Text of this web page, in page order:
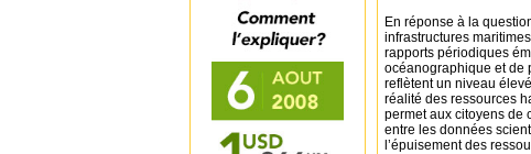
En réponse à la
infrastructures
rapports périodiques
océanographique et de
reflètent un niveau
réalité des ressources
permet aux citoyens de
entre les données
l’épuisement des